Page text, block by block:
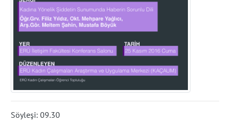
Söyleşi: 09.30